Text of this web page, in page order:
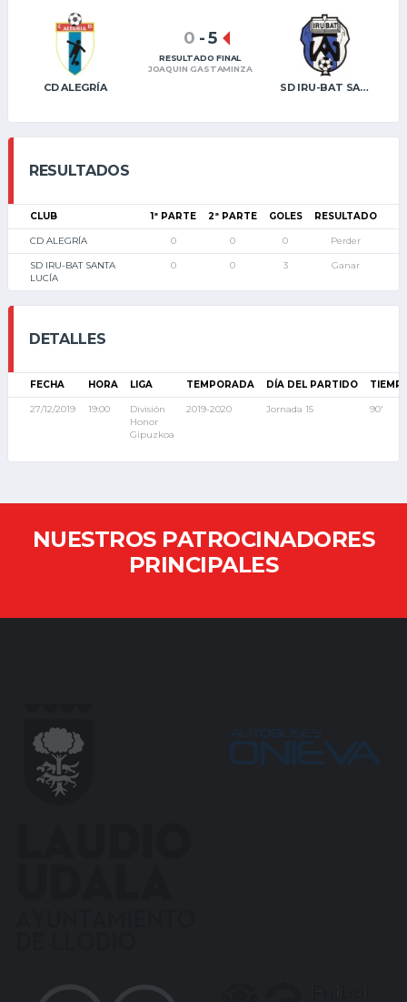
CD ALEGRÍA SD IRU-BAT SANTA LUCÍA
0 -5
RESULTADO FINAL
JOAQUIN GASTAMINZA
RESULTADOS
CLUB 1ª PARTE 2ª PARTE GOLES RESULTADO
CD ALEGRÍA 0 0 0 Perder
SD IRU-BAT SANTA
LUCÍA
0 0 3 Ganar
DETALLES
FECHA HORA LIGA TEMPORADA DÍA DEL PARTIDO
27/12/2019 19:00
División
Honor
Gipuzkoa
2019-2020 Jornada 15 90'
NUESTROS PATROCINADORES
PRINCIPALES